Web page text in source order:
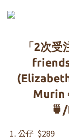
「2次
1. 公仔  $289